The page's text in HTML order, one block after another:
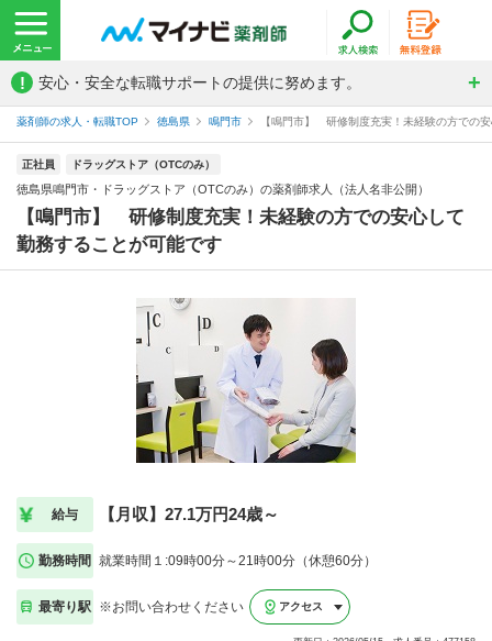
! 安心・安全な転職サポートの提供に努めます。
薬剤師の求人・転職TOP 徳島県 鳴門市 【鳴門市】 研修制度充実！未経験の方での
正社員 ドラッグストア（OTCのみ）
徳島県鳴門市・ドラッグストア（OTCのみ）の薬剤師求人（法人名非公開）
【鳴門市】 研修制度充実！未経験の方での安心して
勤務することが可能です
給与 【月収】27.1万円24歳～
勤務時間 就業時間１:09時00分～21時00分（休憩60分）
最寄り駅 ※お問い合わせください アクセス